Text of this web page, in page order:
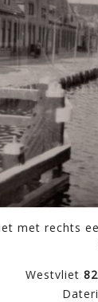
met rechts
Westvliet